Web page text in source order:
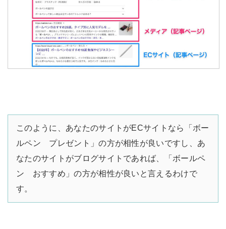
このように、あなたのサイトがECサイトなら「ボー
ルペン プレゼント」の方が相性が良いですし、あ
なたのサイトがブログサイトであれば、「ボールペ
ン おすすめ」の方が相性が良いと言えるわけで
す。